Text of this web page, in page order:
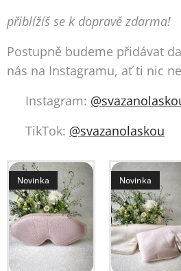
přiblížíš se k dopravě zdarma! 🚚
Postupně budeme přidávat
nás na Instagramu, ať ti nic
📷 Instagram:
🎵 TikTok: @svazanolaskou
Novinka Novinka